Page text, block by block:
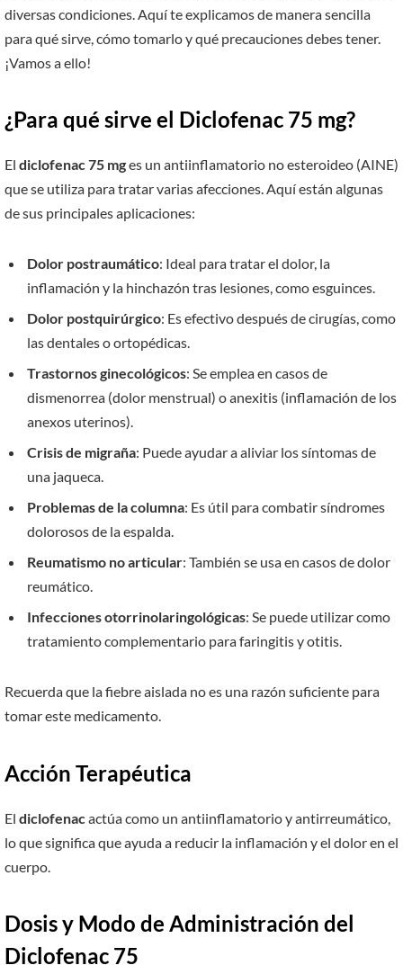
diversas condiciones. Aquí te explicamos de manera sencilla
para qué sirve, cómo tomarlo y qué precauciones debes tener.
¡Vamos a ello!
¿Para qué sirve el Diclofenac 75 mg?
El diclofenac 75 mges un antiinflamatorio no esteroideo (AINE)
que se utiliza para tratar varias afecciones. Aquí están algunas
de sus principales aplicaciones:
Dolor postraumático: Ideal para tratar el dolor, la
inflamación y la hinchazón tras lesiones, como esguinces.
Dolor postquirúrgico: Es efectivo después de cirugías, como
las dentales o ortopédicas.
Trastornos ginecológicos: Se emplea en casos de
dismenorrea (dolor menstrual) o anexitis (inflamación de los
anexos uterinos).
Crisis de migraña: Puede ayudar a aliviar los síntomas de
una jaqueca.
Problemas de la columna: Es útil para combatir síndromes
dolorosos de la espalda.
Reumatismo no articular: También se usa en casos de dolor
reumático.
Infecciones otorrinolaringológicas: Se puede utilizar como
tratamiento complementario para faringitis y otitis.
Recuerda que la fiebre aislada no es una razón suficiente para
tomar este medicamento.
Acción Terapéutica
El diclofenac actúa como un antiinflamatorio y antirreumático,
lo que significa que ayuda a reducir la inflamación y el dolor en el
cuerpo.
Dosis y Modo de Administración del
Diclofenac 75